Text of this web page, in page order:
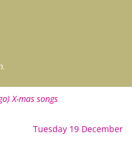
X-mas songs
Tuesday 19 December